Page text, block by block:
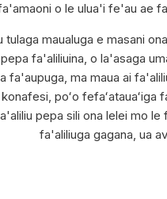
o le ulua'i fe'au ae
maualuga e masani
fa'aliliuina, o la'asaga
fa'aupuga, ma maua ai
poʻo
pepa sili ona lelei mo
fa'aliliuga gagana, ua